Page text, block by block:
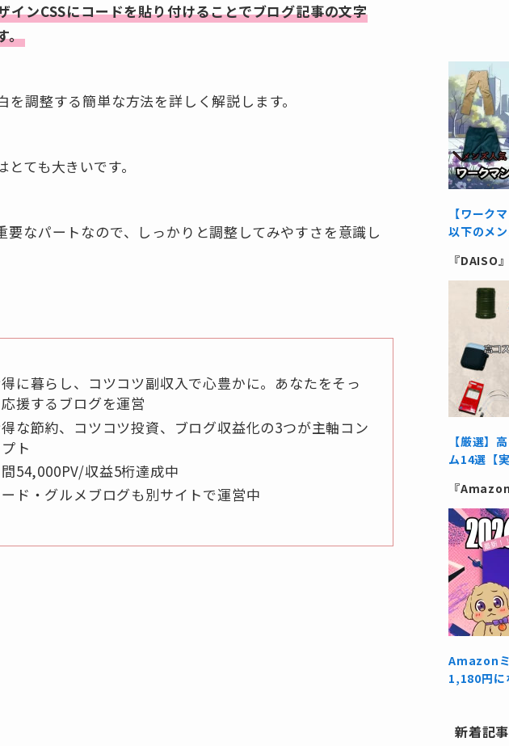
インCSSにコードを貼り付けることでブログ記事の文字
。
調整する簡単な方法を詳しく解説します。
ても大きいです。
なパートなので、しっかりと調整してみやすさを意識し
に暮らし、コツコツ副収入で心豊かに。あなたをそっ
援するブログを運営
な節約、コツコツ投資、ブログ収益化の3つが主軸コン
ト
54,000PV/収益5桁達成中
ド・グルメブログも別サイトで運営中
【ワーク
以下のメ
『DAISO
【厳選】
ム14選【
『
Amazon
1,180円に
新着記事